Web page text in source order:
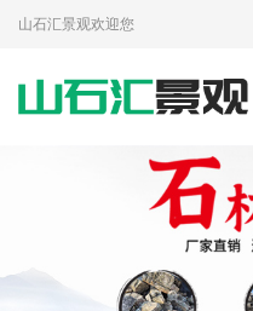
山石汇景观欢迎您